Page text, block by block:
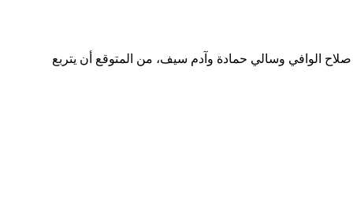
الوافي وسالي حمادة وآدم سيف، من المتوقع أن يتربع